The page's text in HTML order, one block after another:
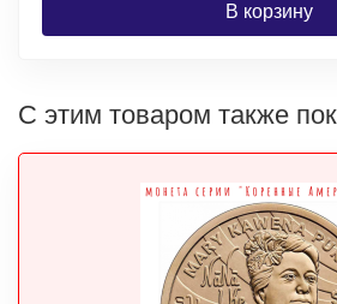
В корзину
С этим товаром также